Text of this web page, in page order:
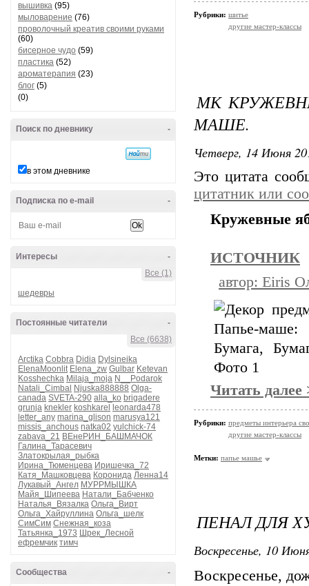
вышивка (95)
мыловарение (76)
проволочный креатив своими руками
(60)
бисерное чудо (59)
пластика (52)
ароматерапия (23)
блог (5)
(0)
-
Поиск по дневнику
в этом дневнике
-
Подписка по e-mail
-
Интересы
Все (1)
шедевры
-
Постоянные читатели
Все (6638)
Arctika Cobbra Didia Dylsineika
ElenaMoonlit Elena_zw Gulbar Ketevan
Kosshechka Milaja_moja N__Podarok
Natali_Cimbal Njuska888888 Olga-
canada SVETA-290 alla_ko brigadere
grunja knekler koshkarel
leonarda478
letter_any marina_glison marusya121
missis_anchous natka02 yulchick-74
zabava_21 ВЕнеРИН_БАШМАЧОК
Галина_Тарасевич
Златокрылая_рыбка
Ирина_Тюменцева Иришечка_72
Катя_Машковцева Коронида Ленна14
Лукавый_Ангел МУРРМЫШКА
Майя_Шипеева Натали_Бабченко
Наталья_Вязалка Ольга_Вирт
Ольга_Хайруллина Ольга_шелк
СимСим Снежная_коза
Татьянка_1973 Шрек_Лесной
ефремчик тимч
-
Сообщества
Рубрики: шитье
другие мастер-классы
МК
МАШЕ.
Четверг, 14 Июня
Это цитата
цитатник или
Кружевные
ИСТОЧНИК
автор: Eiris
Читать далее
Рубрики: предметы интерьера
другие мастер-классы
Метки: папье машье
ПЕНАЛ ДЛЯ
Воскресенье, 10
Воскресенье,